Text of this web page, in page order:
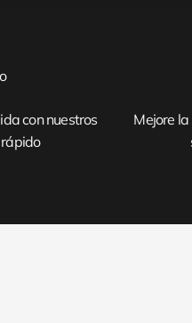
con nuestros
rápido
Mejore